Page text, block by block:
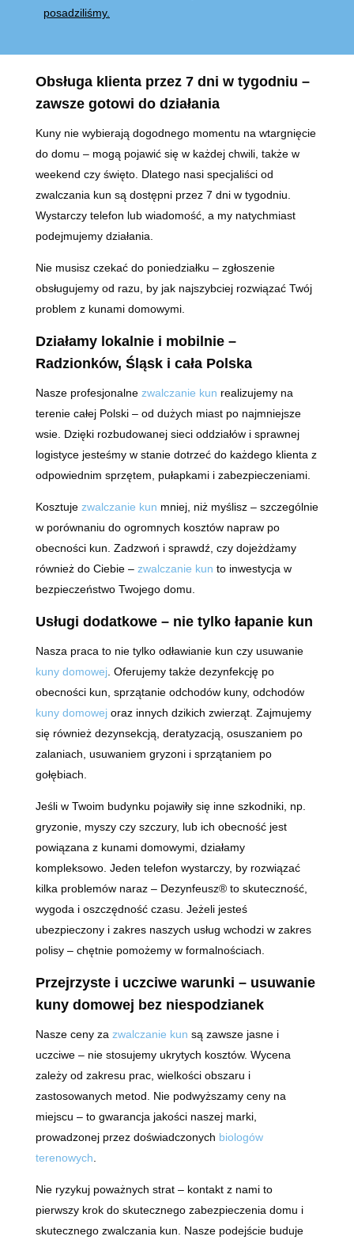
posadziliśmy.
Obsługa klienta przez 7 dni w tygodniu –
zawsze gotowi do działania
Kuny nie wybierają dogodnego momentu na wtargnięcie
do domu – mogą pojawić się w każdej chwili, także w
weekend czy święto. Dlatego nasi specjaliści od
zwalczania kun są dostępni przez 7 dni w tygodniu.
Wystarczy telefon lub wiadomość, a my natychmiast
podejmujemy działania.
Nie musisz czekać do poniedziałku – zgłoszenie
obsługujemy od razu, by jak najszybciej rozwiązać Twój
problem z kunami domowymi.
Działamy lokalnie i mobilnie –
Radzionków, Śląsk i cała Polska
Nasze profesjonalne zwalczanie kun realizujemy na
terenie całej Polski – od dużych miast po najmniejsze
wsie. Dzięki rozbudowanej sieci oddziałów i sprawnej
logistyce jesteśmy w stanie dotrzeć do każdego klienta z
odpowiednim sprzętem, pułapkami i zabezpieczeniami.
Kosztuje zwalczanie kun mniej, niż myślisz – szczególnie
w porównaniu do ogromnych kosztów napraw po
obecności kun. Zadzwoń i sprawdź, czy dojeżdżamy
również do Ciebie – zwalczanie kun to inwestycja w
bezpieczeństwo Twojego domu.
Usługi dodatkowe – nie tylko łapanie kun
Nasza praca to nie tylko odławianie kun czy usuwanie
kuny domowej. Oferujemy także dezynfekcję po
obecności kun, sprzątanie odchodów kuny, odchodów
kuny domowejoraz innych dzikich zwierząt. Zajmujemy
się również dezynsekcją, deratyzacją, osuszaniem po
zalaniach, usuwaniem gryzoni i sprzątaniem po
gołębiach.
Jeśli w Twoim budynku pojawiły się inne szkodniki, np.
gryzonie, myszy czy szczury, lub ich obecność jest
powiązana z kunami domowymi, działamy
kompleksowo. Jeden telefon wystarczy, by rozwiązać
kilka problemów naraz – Dezynfeusz® to skuteczność,
wygoda i oszczędność czasu. Jeżeli jesteś
ubezpieczony i zakres naszych usług wchodzi w zakres
polisy – chętnie pomożemy w formalnościach.
Przejrzyste i uczciwe warunki – usuwanie
kuny domowej bez niespodzianek
Nasze ceny za zwalczanie kun są zawsze jasne i
uczciwe – nie stosujemy ukrytych kosztów. Wycena
zależy od zakresu prac, wielkości obszaru i
zastosowanych metod. Nie podwyższamy ceny na
miejscu – to gwarancja jakości naszej marki,
prowadzonej przez doświadczonych biologów
terenowych
Nie ryzykuj poważnych strat – kontakt z nami to
pierwszy krok do skutecznego zabezpieczenia domu i
skutecznego zwalczania kun. Nasze podejście buduje